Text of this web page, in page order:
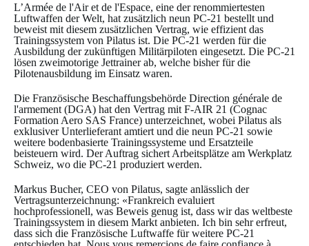
L’Armée de l'Air et de l'Espace, eine der renommiertesten
Luftwaffen der Welt, hat zusätzlich neun PC-21 bestellt und
beweist mit diesem zusätzlichen Vertrag, wie effizient das
Trainingssystem von Pilatus ist. Die PC-21 werden für die
Ausbildung der zukünftigen Militärpiloten eingesetzt. Die PC-21
lösen zweimotorige Jettrainer ab, welche bisher für die
Pilotenausbildung im Einsatz waren.
Die Französische Beschaffungsbehörde Direction générale de
l'armement (DGA) hat den Vertrag mit F-AIR 21 (Cognac
Formation Aero SAS France) unterzeichnet, wobei Pilatus als
exklusiver Unterlieferant amtiert und die neun PC-21 sowie
weitere bodenbasierte Trainingssysteme und Ersatzteile
beisteuern wird. Der Auftrag sichert Arbeitsplätze am Werkplatz
Schweiz, wo die PC-21 produziert werden.
Markus Bucher, CEO von Pilatus, sagte anlässlich der
Vertragsunterzeichnung: «Frankreich evaluiert
hochprofessionell, was Beweis genug ist, dass wir das weltbeste
Trainingssystem in diesem Markt anbieten. Ich bin sehr erfreut,
dass sich die Französische Luftwaffe für weitere PC-21